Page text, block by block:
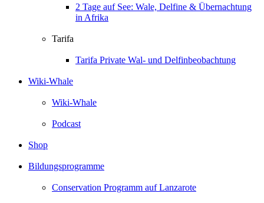
2 Tage auf See: Wale, Delfine & Übernachtung
in Afrika
Tarifa
Tarifa Private Wal- und Delfinbeobachtung
Wiki-Whale
Wiki-Whale
Podcast
Shop
Bildungsprogramme
Conservation Programm auf Lanzarote